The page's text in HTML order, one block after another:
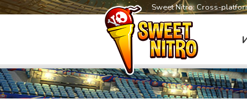
Sweet Nitro: Cross-